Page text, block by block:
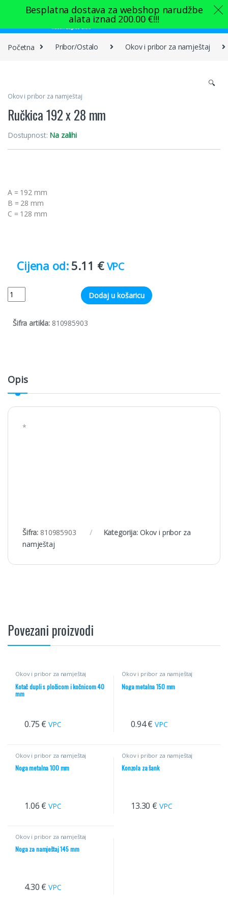
Skip to navigation
Skip to content
Početna Pribor/Ostalo Okov i pribor za namještaj
🔍
Okov i pribor za namještaj
Ručkica 192 x 28 mm
Dostupnost: Na zalihi
A = 192 mm
B = 28 mm
C = 128 mm
5.11 € VPC
Quantity Dodaj u košaricu
Šifra artikla: 810985903
Opis
*
Šifra: 810985903 Kategorija: Okov i pribor za
namještaj
Povezani proizvodi
Okov i pribor za namještaj
Kotač dupli s pločicom i kočnicom 40
mm
0.75 € VPC
Okov i pribor za namještaj
Noga metalna 150 mm
0.94€ VPC
Okov i pribor za namještaj
Noga metalna 100 mm
1.06 € VPC
Okov i pribor za namještaj
Konzola za šank
13.30 € VPC
Okov i pribor za namještaj
Noga za namještaj 145 mm
4.30 € VPC
Besplatna dostava za webshop narudžbe
alata iznad 200.00 €!!!